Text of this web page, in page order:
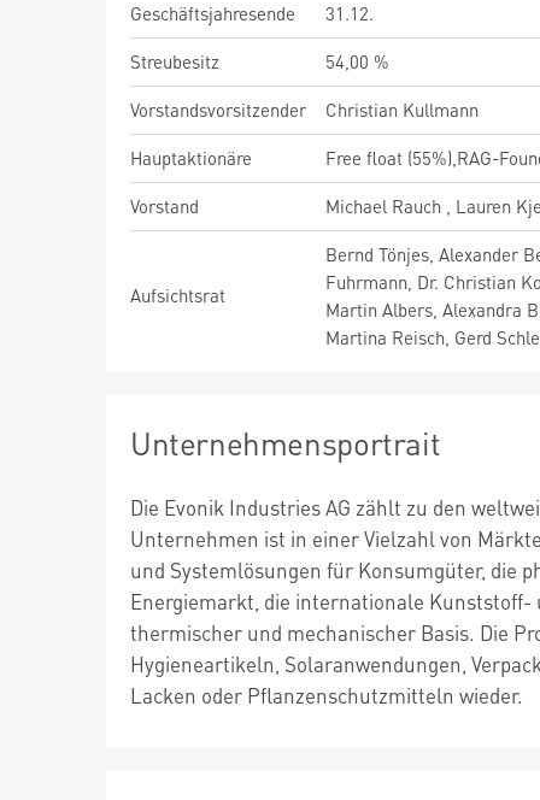
Geschäftsjahresende
31.12.
Streubesitz
54,00 %
Vorstandsvorsitzender
Christian Kullmann
Hauptaktionäre
Free float (55%),RAG-
Vorstand
Michael Rauch , Lauren
Aufsichtsrat
Bernd Tönjes, Alexander
Fuhrmann, Dr. Christian
Martin Albers, Alexandra
Martina Reisch, Gerd
Unternehmensportrait
Die Evonik Industries AG zählt zu den
Unternehmen ist in einer Vielzahl von
und Systemlösungen für Konsumgüter, die
Energiemarkt, die internationale
thermischer und mechanischer Basis. Die
Hygieneartikeln, Solaranwendungen,
Lacken oder Pflanzenschutzmitteln wieder.